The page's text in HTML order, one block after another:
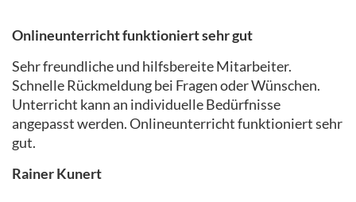
Onlineunterricht funktioniert sehr gut
Sehr freundliche und hilfsbereite Mitarbeiter.
Schnelle Rückmeldung bei Fragen oder Wünschen.
Unterricht kann an individuelle Bedürfnisse
angepasst werden. Onlineunterricht funktioniert sehr
gut.
Rainer Kunert